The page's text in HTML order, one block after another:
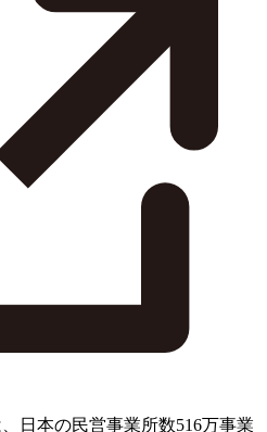
日本の民営事業所数516万事業